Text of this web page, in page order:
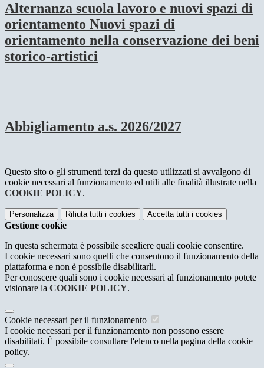
Alternanza scuola lavoro e nuovi spazi di
orientamento Nuovi spazi di
orientamento nella conservazione dei beni
storico-artistici
Abbigliamento a.s. 2026/2027
Questo sito o gli strumenti terzi da questo utilizzati si avvalgono di
cookie necessari al funzionamento ed utili alle finalità illustrate nella
COOKIE POLICY.
Personalizza Rifiuta tutti i cookies Accetta tutti i cookies
Gestione cookie
In questa schermata è possibile scegliere quali cookie consentire.
I cookie necessari sono quelli che consentono il funzionamento della
piattaforma e non è possibile disabilitarli.
Per conoscere quali sono i cookie necessari al funzionamento potete
visionare la COOKIE POLICY.
Cookie necessari per il funzionamento
I cookie necessari per il funzionamento non possono essere
disabilitati. È possibile consultare l'elenco nella pagina della cookie
policy.